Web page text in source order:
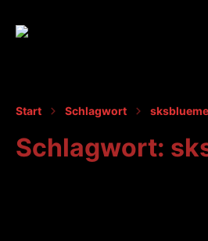
Start Schlagwort
Schlagwort: